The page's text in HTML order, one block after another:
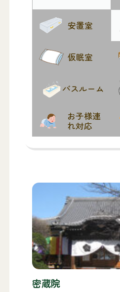
安置室
仮眠室
バスルーム
お子様連
れ対応
密蔵院